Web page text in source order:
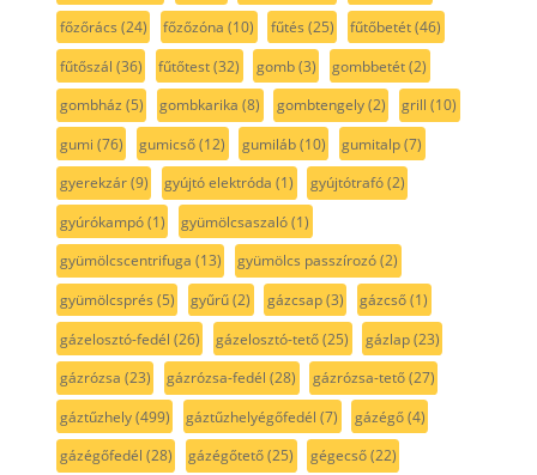
főzőrács (24) főzőzóna (10) fűtés (25) fűtőbetét(46)
fűtőszál (36) fűtőtest(32) gomb(3) gombbetét(2)
gombház (5) gombkarika (8) gombtengely(2) grill (10)
gumi (76) gumicső(12) gumiláb(10) gumitalp(7)
gyerekzár(9) gyújtó elektróda (1) gyújtótrafó(2)
gyúrókampó(1) gyümölcsaszaló(1)
gyümölcscentrifuga (13) gyümölcs passzírozó(2)
gyümölcsprés (5) gyűrű(2) gázcsap(3) gázcső(1)
gázelosztó-fedél (26) gázelosztó-tető(25) gázlap(23)
gázrózsa (23) gázrózsa-fedél (28) gázrózsa-tető(27)
gáztűzhely(499) gáztűzhelyégőfedél (7) gázégő(4)
gázégőfedél (28) gázégőtető(25) gégecső(22)